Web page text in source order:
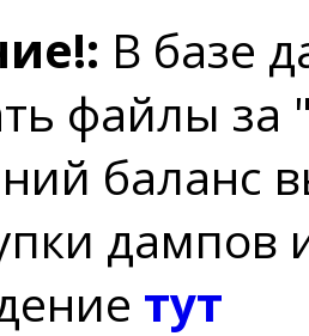
В базе
файлы за
баланс
дампов
тут